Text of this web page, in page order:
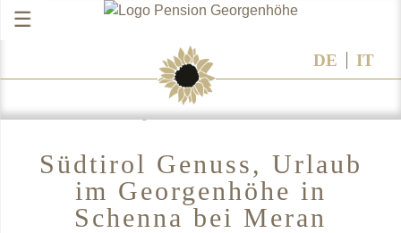
DE IT
☰
Südtirol Genuss, Urlaub
im Georgenhöhe in
Schenna bei Meran